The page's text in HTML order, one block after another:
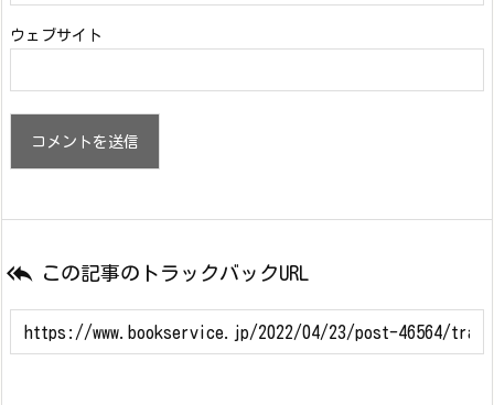
ウェブサイト
 この記事のトラックバックURL